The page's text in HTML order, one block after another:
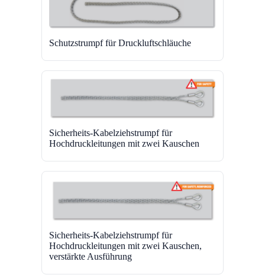
Schutzstrumpf für Druckluftschläuche
Sicherheits-Kabelziehstrumpf für
Hochdruckleitungen mit zwei Kauschen
Sicherheits-Kabelziehstrumpf für
Hochdruckleitungen mit zwei Kauschen,
verstärkte Ausführung